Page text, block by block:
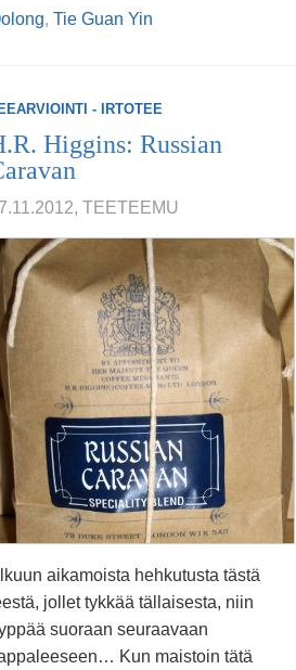
, Tie Guan Yin
- IRTOTEE
Higgins: Russian
TEETEEMU
aikamoista hehkutusta tästä
jollet tykkää tällaisesta, niin
suoraan seuraavaan
Kun maistoin tätä